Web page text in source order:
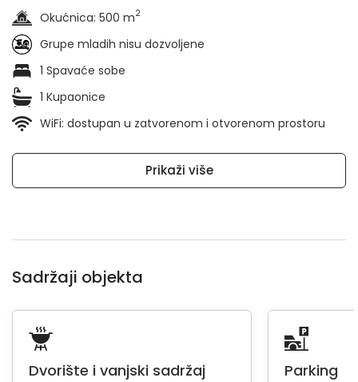
Okućnica: 500 m2
Grupe mladih nisu dozvoljene
1 Spavaće sobe
1 Kupaonice
WiFi: dostupan u zatvorenom i otvorenom prostoru
Prikaži više
Sadržaji objekta
Dvorište i vanjski sadržaj Parking